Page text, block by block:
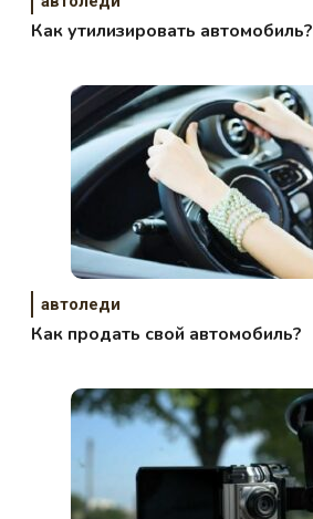
Как утилизировать автомобиль?
автоледи
Как продать свой автомобиль?